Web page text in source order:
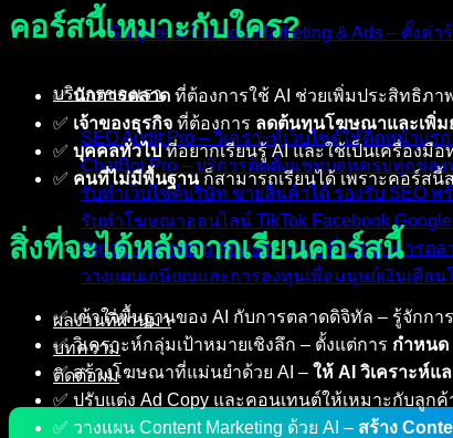
Shopee & Lazada Marketing & Ads – ตั้งค่
บริการของเรา
SEO Audit Pro – วิเคราะห์เว็บไซต์ให้ติดหน้าแร
ChatBot Pro – บริการติดตั้งแชทบอทครบทุกช่อง
รับทำเว็บไซต์บริษัท ขายสินค้าได้ รองรับ SEO พ
รับทำโฆษณาออนไลน์ TikTok Facebook
Digital Marketing Advisor Pro – ที่ปรึกษาการ
วางแผนเกษียณและการลงทุนเพื่อมนุษย์เงินเดือน
ผลงานที่ผ่านมา
บทความ
ติดต่อผม
คอร์สนี้เหมาะกับใคร?
✅นักการตลาด ที่ต้องการใช้ AI ช่วยเพิ่มประสิทธิภ
✅ เจ้าของธุรกิจ ที่ต้องการ ลดต้นทุนโฆษณาและเพิ่ม
✅ บุคคลทั่วไปที่อยากเรียนรู้ AI และใช้เป็นเครื่องมื
✅ คนที่ไม่มีพื้นฐานก็สามารถเรียนได้ เพราะคอร์ส
สิ่งที่จะได้หลังจากเรียนคอร์สนี้
✅ เข้าใจพื้นฐานของ AI กับการตลาดดิจิทัล – รู้จักกา
✅ วิเคราะห์กลุ่มเป้าหมายเชิงลึก – ตั้งแต่การ กำหนด
✅ สร้างโฆษณาที่แม่นยำด้วย AI – ให้ AI วิเคราะห์
✅ ปรับแต่ง Ad Copy และคอนเทนต์ให้เหมาะกับลูกค้
✅ วางแผน Content Marketing ด้วย AI – สร้าง